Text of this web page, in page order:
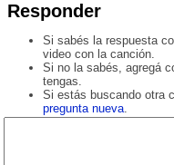
Responder
Si sabés la respuesta
video con la canción.
Si no la sabés, agregá
tengas.
Si estás buscando otra
pregunta nueva.